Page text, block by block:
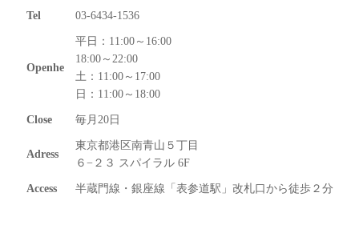
Tel 03-6434-1536
Openhe
平日：11:00～16:00
18:00～22:00
土：11:00～17:00
日：11:00～18:00
Close 毎月20日
Adress
東京都港区南青山５丁目
６−２３ スパイラル 6F
Access 半蔵門線・銀座線「表参道駅」改札口から徒歩２分